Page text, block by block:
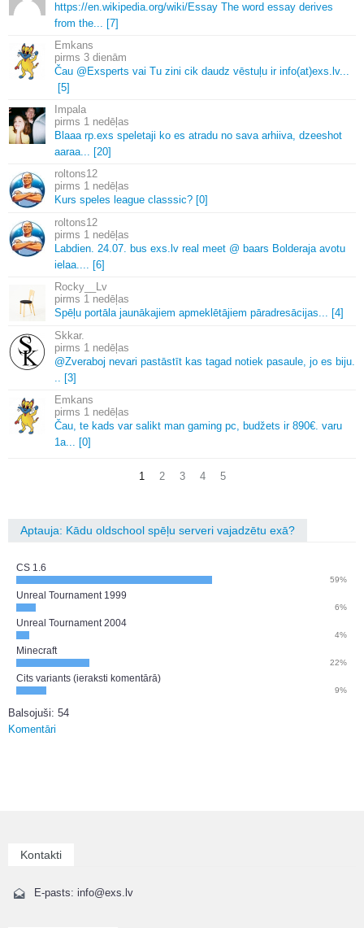
https://en.wikipedia.org/wiki/Essay The word essay derives
from the... [7]
Emkans
3 dienām
Čau @Exsperts vai Tu zini cik daudz vēstuļu ir info(at)exs. lv...
[5]
Impala
1 nedēļas
Blaaa rp.exs speletaji ko es atradu no sava arhiiva, dzeeshot
aaraa... [20]
roltons12
1 nedēļas
Kurs speles league classsic? [0]
roltons12
1 nedēļas
Labdien. 24.07. bus exs. lv real meet @ baars Bolderaja avotu
ielaa.... [6]
Rocky__Lv
1 nedēļas
Spēļu portāla jaunākajiem apmeklētājiem pāradresācijas... [4]
Skkar.
1 nedēļas
@Zveraboj nevari pastāstīt kas tagad notiek pasaule, jo es biju.
.. [3]
Emkans
1 nedēļas
Čau, te kads var salikt man gaming pc, budžets ir 890€. varu
1a... [0]
1 2 3 4 5
Aptauja: Kādu oldschool spēļu serveri vajadzētu exā?
CS 1.6
59%
Unreal Tournament 1999
6%
Unreal Tournament 2004
4%
Minecraft
22%
Cits variants (ieraksti komentārā)
9%
Balsojuši: 54
Komentāri
Kontakti
E-pasts: info@exs.lv